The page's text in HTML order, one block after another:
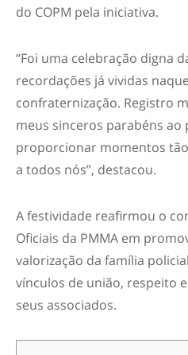
do COPM pela iniciativa.
“Foi uma celebração digna
recordações já vividas
confraternização. Registro
meus sinceros parabéns ao
proporcionar momentos
a todos nós”, destacou.
A festividade reafirmou o
Oficiais da PMMA em
valorização da família
vínculos de união, respeito
seus associados.